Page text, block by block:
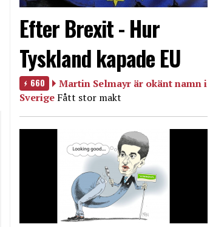
Efter Brexit - Hur
Tyskland kapade EU
660
Martin Selmayr är okänt namn i
Sverige Fått stor makt